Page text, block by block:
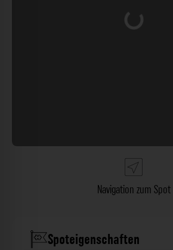
Navigation zum Spot
Spoteigenschaften